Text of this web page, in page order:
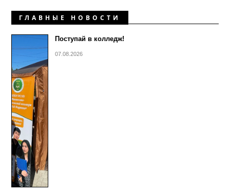
ГЛАВНЫЕ НОВОСТИ
Поступай в колледж!
07.08.2026